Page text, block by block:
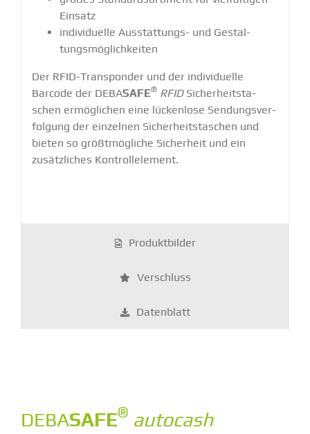
Einsatz
indivi­duelle Ausstat­tungs- und Gestal­
tungs­mög­lich­keiten
Der RFID-Trans­ponder und der indivi­duelle
Barcode der DEBASAFE® RFIDSicher­heits­ta­
schen ermög­lichen eine lückenlose Sendungs­ver­
folgung der einzelnen Sicher­heits­ta­schen und
bieten so größt­mög­liche Sicherheit und ein
zusätz­liches Kontroll­element.
Produkt­bilder
Verschluss
Daten­blatt
DEBASAFE® autocash